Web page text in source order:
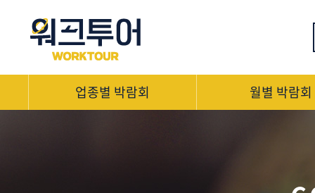
업종별 박람회 월별 박람회